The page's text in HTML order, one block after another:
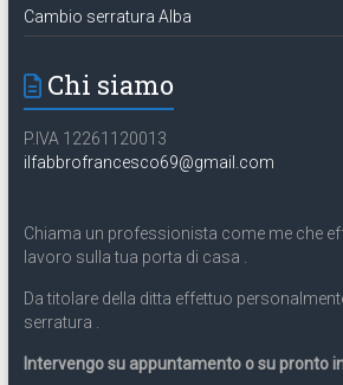
Cambio serratura Alba
Chi siamo
P.IVA 12261120013
ilfabbrofrancesco69@gmail.com
Chiama un professionista come me che
lavoro sulla tua porta di casa .
Da titolare della ditta effettuo
serratura .
Intervengo su appuntamento o su pronto